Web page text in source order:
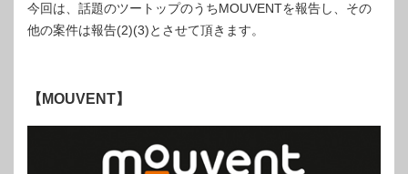
今回は、話題のツートップのうちMOUVENTを報告し、その
他の案件は報告(2)(3)とさせて頂きます。
【MOUVENT】